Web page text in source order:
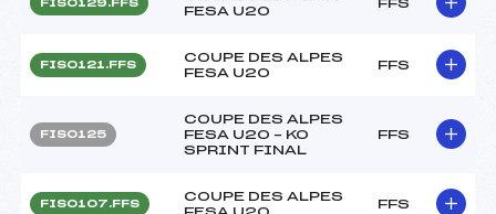
FIS0129.FFS
FESA U20
FFS
FIS0121.FFS
COUPE DES ALPES
FESA U20
FFS
FIS0125
COUPE DES ALPES
FESA U20 – KO
SPRINT FINAL
FFS
FIS0107.FFS
COUPE DES ALPES
FESA U20
FFS